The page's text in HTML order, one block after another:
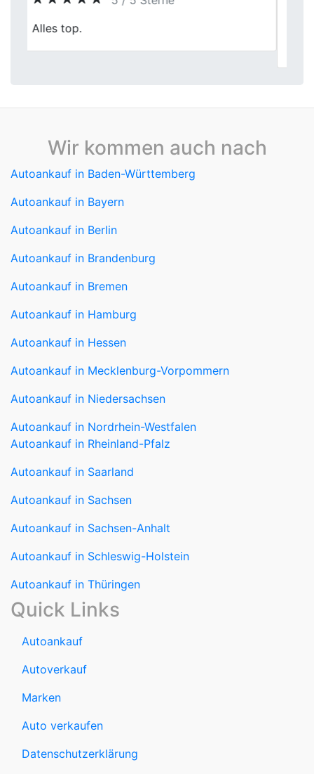
Mega gelaufen, sehr sympathisch und fair,
Wir kommen auch nach
Autoankauf in Baden-Württemberg
Autoankauf in Bayern
Autoankauf in Berlin
Autoankauf in Brandenburg
Autoankauf in Bremen
Autoankauf in Hamburg
Autoankauf in Hessen
Autoankauf in Mecklenburg-Vorpommern
Autoankauf in Niedersachsen
Autoankauf in Nordrhein-Westfalen
Autoankauf in Rheinland-Pfalz
Autoankauf in Saarland
Autoankauf in Sachsen
Autoankauf in Sachsen-Anhalt
Autoankauf in Schleswig-Holstein
Autoankauf in Thüringen
Quick Links
Autoankauf
Autoverkauf
Marken
Auto verkaufen
Datenschutzerklärung